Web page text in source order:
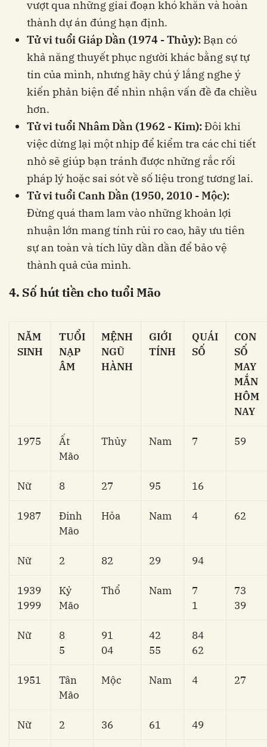
vượt qua những giai đoạn khó khăn và hoàn
thành dự án đúng hạn định.
Tử vi tuổi Giáp Dần (1974 - Thủy): Bạn có
khả năng thuyết phục người khác bằng sự tự
tin của mình, nhưng hãy chú ý lắng nghe ý
kiến phản biện để nhìn nhận vấn đề đa chiều
hơn.
Tử vi tuổi Nhâm Dần (1962 - Kim):Đôi khi
việc dừng lại một nhịp để kiểm tra các chi tiết
nhỏ sẽ giúp bạn tránh được những rắc rối
pháp lý hoặc sai sót về số liệu trong tương lai.
Tử vi tuổi Canh Dần (1950, 2010 - Mộc):
Đừng quá tham lam vào những khoản lợi
nhuận lớn mang tính rủi ro cao, hãy ưu tiên
sự an toàn và tích lũy dần dần để bảo vệ
thành quả của mình.
4. Số hút tiền cho tuổi Mão
NĂM
SINH
TUỔI
NẠP
ÂM
MỆNH
NGŨ
HÀNH
GIỚI
TÍNH
QUÁI
SỐ
CON
SỐ
MAY
MẮN
HÔM
NAY
1975
Ất
Mão
Thủy Nam 7 59
Nữ 8 27 95 16
1987
Đinh
Mão
Hỏa Nam 4 62
Nữ 2 82 29 94
1939
1999
Kỷ
Mão
Thổ Nam
7
1
73
39
Nữ
8
5
91
04
42
55
84
62
1951
Tân
Mão
Mộc Nam 4 27
Nữ 2 36 61 49